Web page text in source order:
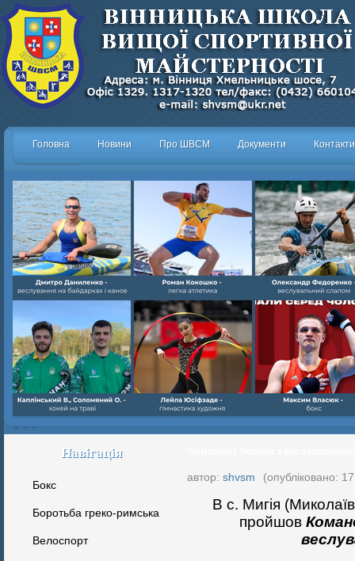
Головна Новини Про ШВСМ Документи Контакти
Навігація
Бокс
Боротьба греко-римська
Велоспорт
автор: shvsm (опубліковано:
В с. Мигія
пройшов